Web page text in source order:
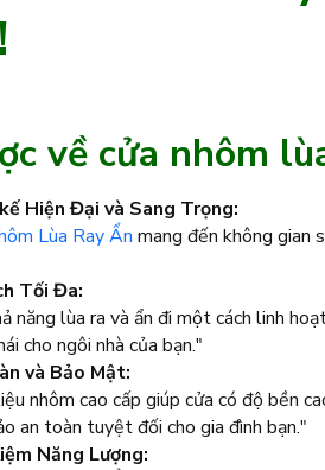
về cửa nhôm
Hiện Đại và Sang Trọng:
Lùa Ray Ẩn mang đến không gian
Tối Đa:
năng lùa ra và ẩn đi một cách linh
cho ngôi nhà của bạn."
và Bảo Mật:
nhôm cao cấp giúp cửa có độ bền
an toàn tuyệt đối cho gia đình bạn."
Năng Lượng: